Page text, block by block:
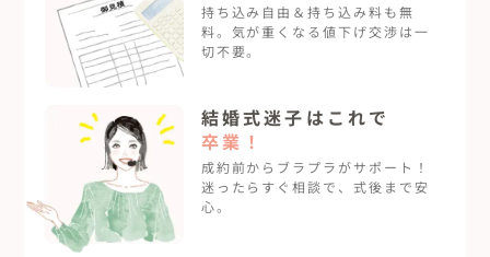
持ち込み自由＆持ち込み料も無
料。気が重くなる値下げ交渉は一
切不要。
結婚式迷子は これで
卒業！
成約前からブラプラがサポート！
迷ったらすぐ相談で、式後まで安
心。